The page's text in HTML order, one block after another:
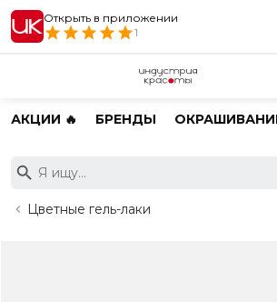
Открыть в приложении
1
АКЦИИ 🔥 БРЕНДЫ
Цветные гель-лаки